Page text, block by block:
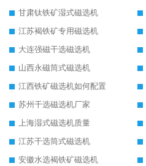
甘肃钛铁矿湿式磁选机
江苏褐铁矿专用磁选机
大连强磁干选磁选机
山西永磁筒式磁选机
江西铁矿磁选机如何配置
苏州干选磁选机厂家
上海湿式磁选机质量
江苏干选筒式磁选机
安徽水选褐铁矿磁选机